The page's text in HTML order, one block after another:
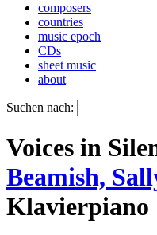
composers
countries
music epoch
CDs
sheet music
about
Suchen nach:
Voices in
Beamish,
Klavierpiano